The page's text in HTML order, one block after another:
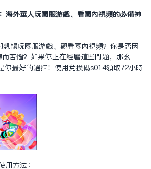
海外华人玩国服游戏、看国内视频的必备神
畅玩国服游戏、观看国内视频？你是否因
苦恼？如果你正在经历这些问题，那么
最好的选择！使用兑换码s014领取72小时
方法：